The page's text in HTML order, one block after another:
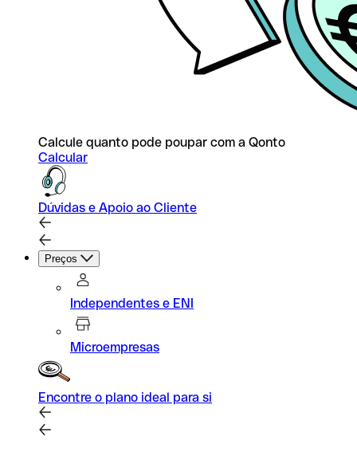
Calcule quanto pode poupar com a Qonto
Calcular
Dúvidas e Apoio ao Cliente
Preços
Independentes e ENI
Microempresas
Encontre o plano ideal para si